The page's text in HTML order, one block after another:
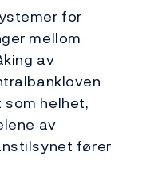
for
mellom
av
helhet,
av
fører